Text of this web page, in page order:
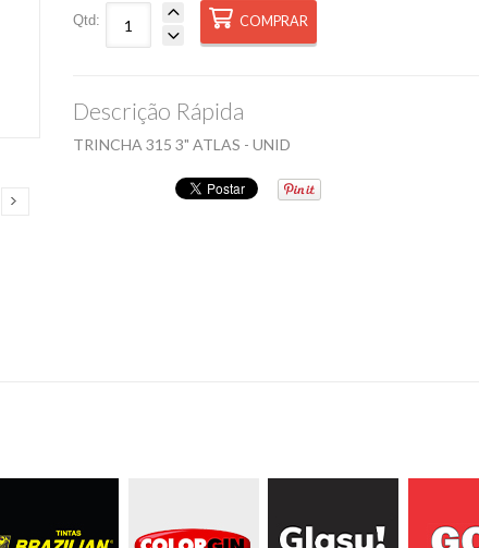
Qtd: COMPRAR
Descrição Rápida
TRINCHA 315 3" ATLAS - UNID